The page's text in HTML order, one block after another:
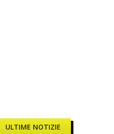
ULTIME NOTIZIE